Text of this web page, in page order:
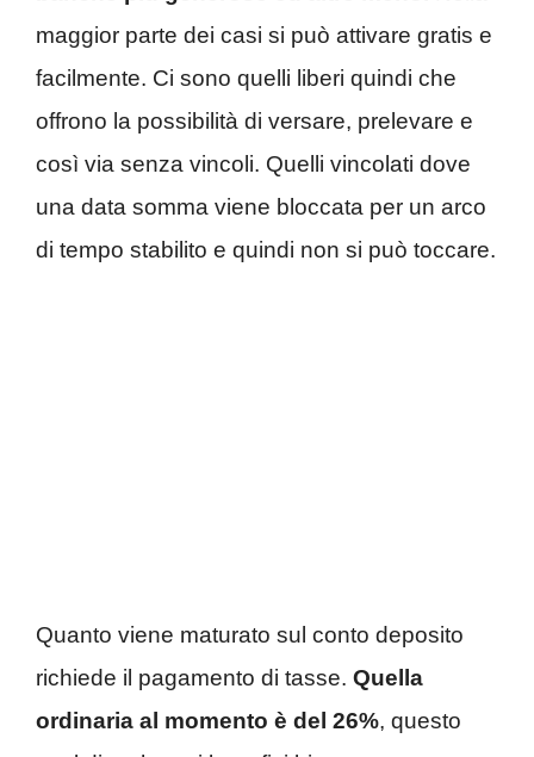
maggior parte dei casi si può attivare gratis e
facilmente. Ci sono quelli liberi quindi che
offrono la possibilità di versare, prelevare e
così via senza vincoli. Quelli vincolati dove
una data somma viene bloccata per un arco
di tempo stabilito e quindi non si può toccare.
Quanto viene maturato sul conto deposito
richiede il pagamento di tasse. Quella
ordinaria al momento è del 26%, questo